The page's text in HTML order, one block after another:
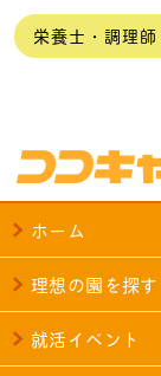
栄養士・調理師
ホーム
理想の園を探す
就活イベント